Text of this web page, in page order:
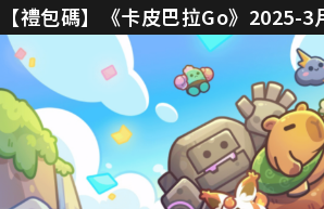
【禮包碼】《卡皮巴拉Go》2025-3